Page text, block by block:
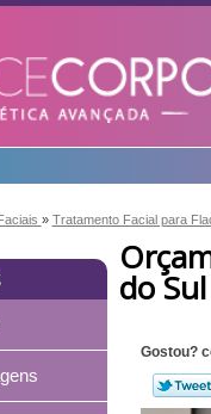
» Tratamento Facial para
do Sul
Gostou?